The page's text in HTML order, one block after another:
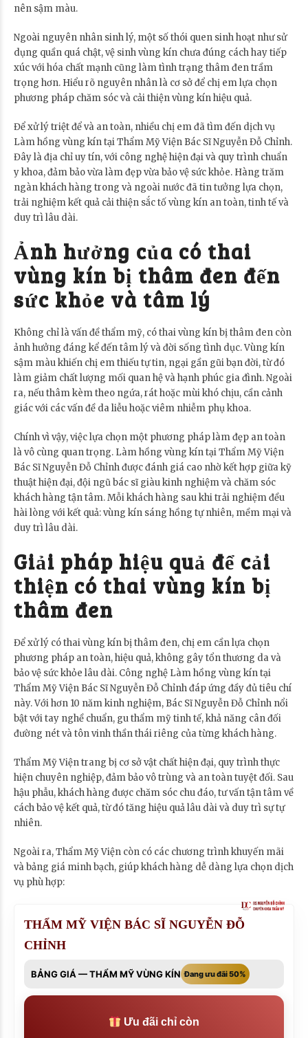
nên sậm màu.
Ngoài nguyên nhân sinh lý, một số thói quen sinh hoạt như sử
dụng quần quá chật, vệ sinh vùng kín chưa đúng cách hay tiếp
xúc với hóa chất mạnh cũng làm tình trạng thâm đen trầm
trọng hơn. Hiểu rõ nguyên nhân là cơ sở để chị em lựa chọn
phương pháp chăm sóc và cải thiện vùng kín hiệu quả.
Để xử lý triệt để và an toàn, nhiều chị em đã tìm đến dịch vụ
Làm hồng vùng kín tại Thẩm Mỹ Viện Bác Sĩ Nguyễn Đỗ Chỉnh.
Đây là địa chỉ uy tín, với công nghệ hiện đại và quy trình chuẩn
y khoa, đảm bảo vừa làm đẹp vừa bảo vệ sức khỏe. Hàng trăm
ngàn khách hàng trong và ngoài nước đã tin tưởng lựa chọn,
trải nghiệm kết quả cải thiện sắc tố vùng kín an toàn, tinh tế và
duy trì lâu dài.
Ảnh hưởng của có thai
vùng kín bị thâm đen đến
sức khỏe và tâm lý
Không chỉ là vấn đề thẩm mỹ, có thai vùng kín bị thâm đen còn
ảnh hưởng đáng kể đến tâm lý và đời sống tình dục. Vùng kín
sậm màu khiến chị em thiếu tự tin, ngại gần gũi bạn đời, từ đó
làm giảm chất lượng mối quan hệ và hạnh phúc gia đình. Ngoài
ra, nếu thâm kèm theo ngứa, rát hoặc mùi khó chịu, cần cảnh
giác với các vấn đề da liễu hoặc viêm nhiễm phụ khoa.
Chính vì vậy, việc lựa chọn một phương pháp làm đẹp an toàn
là vô cùng quan trọng. Làm hồng vùng kín tại Thẩm Mỹ Viện
Bác Sĩ Nguyễn Đỗ Chỉnh được đánh giá cao nhờ kết hợp giữa kỹ
thuật hiện đại, đội ngũ bác sĩ giàu kinh nghiệm và chăm sóc
khách hàng tận tâm. Mỗi khách hàng sau khi trải nghiệm đều
hài lòng với kết quả: vùng kín sáng hồng tự nhiên, mềm mại và
duy trì lâu dài.
Giải pháp hiệu quả để cải
thiện có thai vùng kín bị
thâm đen
Để xử lý có thai vùng kín bị thâm đen, chị em cần lựa chọn
phương pháp an toàn, hiệu quả, không gây tổn thương da và
bảo vệ sức khỏe lâu dài. Công nghệ Làm hồng vùng kín tại
Thẩm Mỹ Viện Bác Sĩ Nguyễn Đỗ Chỉnh đáp ứng đầy đủ tiêu chí
này. Với hơn 10 năm kinh nghiệm, Bác Sĩ Nguyễn Đỗ Chỉnh nổi
bật với tay nghề chuẩn, gu thẩm mỹ tinh tế, khả năng cân đối
đường nét và tôn vinh thần thái riêng của từng khách hàng.
Thẩm Mỹ Viện trang bị cơ sở vật chất hiện đại, quy trình thực
hiện chuyên nghiệp, đảm bảo vô trùng và an toàn tuyệt đối. Sau
hậu phẫu, khách hàng được chăm sóc chu đáo, tư vấn tận tâm về
cách bảo vệ kết quả, từ đó tăng hiệu quả lâu dài và duy trì sự tự
nhiên.
Ngoài ra, Thẩm Mỹ Viện còn có các chương trình khuyến mãi
và bảng giá minh bạch, giúp khách hàng dễ dàng lựa chọn dịch
vụ phù hợp:
THẨM MỸ VIỆN BÁC SĨ NGUYỄN ĐỖ
CHỈNH
BẢNG GIÁ — THẨM MỸ VÙNG KÍN Đang ưu đãi 50%
Ưu đãi chỉ còn